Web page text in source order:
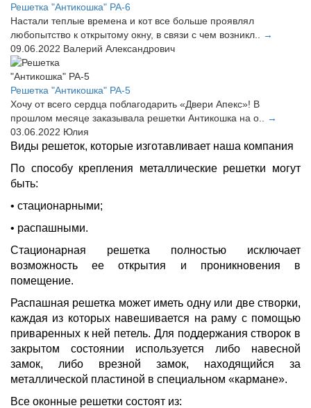
Решетка "Антикошка" РА-6
Настали теплые времена и кот все больше проявлял
любопытство к открытому окну, в связи с чем возникл..
→
09.06.2022 Валерий Александрович
Решетка "Антикошка" РА-5
Хочу от всего сердца поблагодарить «Двери Апекс»! В
прошлом месяце заказывала решетки Антикошка на о..
→
03.06.2022 Юлия
Виды решеток, которые изготавливает наша компания
По способу крепления металлические решетки могут
быть:
• стационарными;
• распашными.
Стационарная решетка полностью исключает
возможность ее открытия и проникновения в
помещение.
Распашная решетка может иметь одну или две створки,
каждая из которых навешивается на раму с помощью
приваренных к ней петель. Для поддержания створок в
закрытом состоянии используется либо навесной
замок, либо врезной замок, находящийся за
металлической пластиной в специальном «кармане».
Все оконные решетки состоят из: